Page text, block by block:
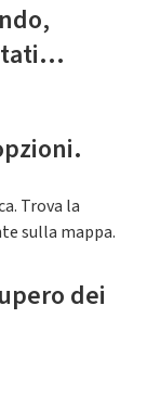
Trova la
sulla mappa.
dei